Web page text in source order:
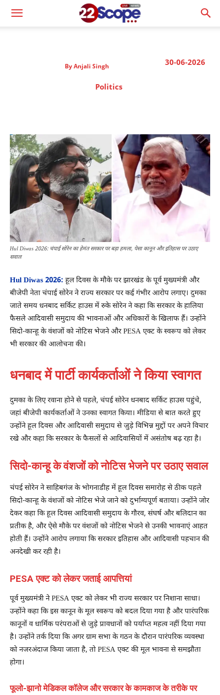
30-06-2026
By Anjali Singh
Politics
Hul Diwas 2026: चंपाई सोरेन का हेमंत सरकार पर बड़ा हमला, पेसा कानून और इतिहास पर उठाए
सवाल
Hul Diwas 2026: हूल दिवस के मौके पर झारखंड के पूर्व मुख्यमंत्री और
बीजेपी नेता चंपाई सोरेन ने राज्य सरकार पर कई गंभीर आरोप लगाए। दुमका
जाते समय धनबाद सर्किट हाउस में रुके सोरेन ने कहा कि सरकार के हालिया
फैसले आदिवासी समुदाय की भावनाओं और अधिकारों के खिलाफ हैं। उन्होंने
सिदो-कान्हू के वंशजों को नोटिस भेजने और PESA एक्ट के स्वरूप को लेकर
भी सरकार की आलोचना की।
धनबाद में पार्टी कार्यकर्ताओं ने किया स्वागत
दुमका के लिए रवाना होने से पहले, चंपई सोरेन धनबाद सर्किट हाउस पहुंचे,
जहां बीजेपी कार्यकर्ताओं ने उनका स्वागत किया। मीडिया से बात करते हुए
उन्होंने हूल दिवस और आदिवासी समुदाय से जुड़े विभिन्न मुद्दों पर अपने विचार
रखे और कहा कि सरकार के फैसलों से आदिवासियों में असंतोष बढ़ रहा है।
सिदो-कान्हू के वंशजों को नोटिस भेजने पर उठाए सवाल
चंपई सोरेन ने साहिबगंज के भोगनाडीह में हूल दिवस समारोह से ठीक पहले
सिदो-कान्हू के वंशजों को नोटिस भेजे जाने को दुर्भाग्यपूर्ण बताया। उन्होंने जोर
देकर कहा कि हूल दिवस आदिवासी समुदाय के गौरव, संघर्ष और बलिदान का
प्रतीक है, और ऐसे मौके पर वंशजों को नोटिस भेजने से उनकी भावनाएं आहत
होती हैं। उन्होंने आरोप लगाया कि सरकार इतिहास और आदिवासी पहचान की
अनदेखी कर रही है।
PESA एक्ट को लेकर जताई आपत्तियां
पूर्व मुख्यमंत्री ने PESA एक्ट को लेकर भी राज्य सरकार पर निशाना साधा।
उन्होंने कहा कि इस कानून के मूल स्वरूप को बदल दिया गया है और पारंपरिक
कानूनों व धार्मिक परंपराओं से जुड़े प्रावधानों को पर्याप्त महत्व नहीं दिया गया
है। उन्होंने तर्क दिया कि अगर ग्राम सभा के गठन के दौरान पारंपरिक व्यवस्था
को नजरअंदाज किया जाता है, तो PESA एक्ट की मूल भावना से समझौता
होगा।
फूलो-झानो मेडिकल कॉलेज और सरकार के कामकाज के तरीके पर